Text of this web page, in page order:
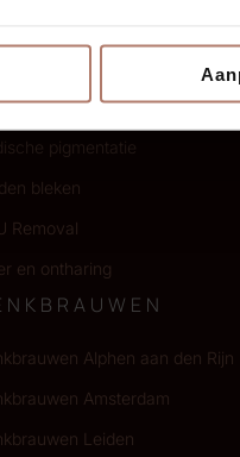
pigmentatie
bleken
Removal
en ontharing
Alphen aan den Rijn
Amsterdam
Leiden